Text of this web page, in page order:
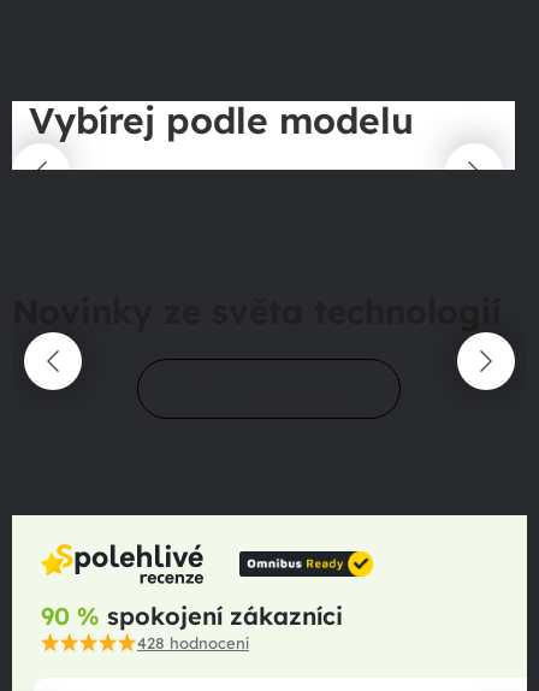
Vybírej podle modelu
90 % spokojení zákazníci
428 hodnocení